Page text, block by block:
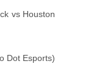
vs Houston
Dot Esports)